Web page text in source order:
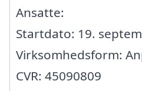
Ansatte:
Startdato: 19.
Virksomhedsform:
CVR: 45090809